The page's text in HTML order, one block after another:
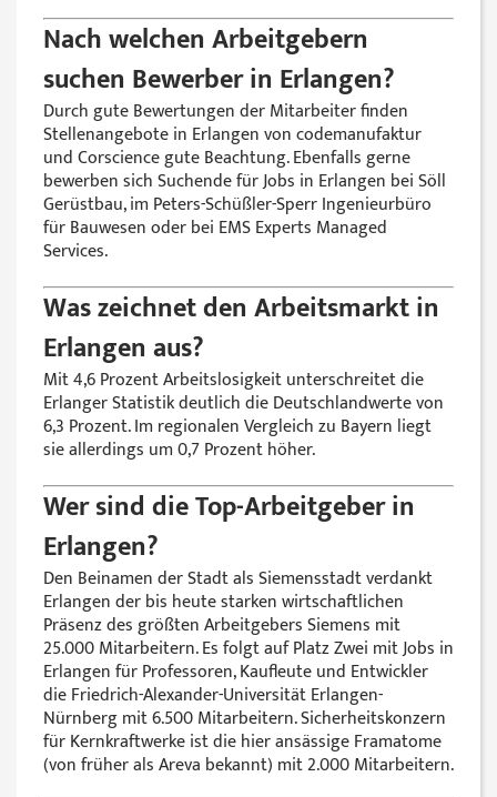
Nach welchen Arbeitgebern
suchen Bewerber in Erlangen?
Durch gute Bewertungen der Mitarbeiter finden
Stellenangebote in Erlangen von codemanufaktur
und Corscience gute Beachtung. Ebenfalls gerne
bewerben sich Suchende für Jobs in Erlangen bei Söll
Gerüstbau, im Peters-Schüßler-Sperr Ingenieurbüro
für Bauwesen oder bei EMS Experts Managed
Services.
Was zeichnet den Arbeitsmarkt in
Erlangen aus?
Mit 4,6 Prozent Arbeitslosigkeit unterschreitet die
Erlanger Statistik deutlich die Deutschlandwerte von
6,3 Prozent. Im regionalen Vergleich zu Bayern liegt
sie allerdings um 0,7 Prozent höher.
Wer sind die Top-Arbeitgeber in
Erlangen?
Den Beinamen der Stadt als Siemensstadt verdankt
Erlangen der bis heute starken wirtschaftlichen
Präsenz des größten Arbeitgebers Siemens mit
25.000 Mitarbeitern. Es folgt auf Platz Zwei mit Jobs in
Erlangen für Professoren, Kaufleute und Entwickler
die Friedrich-Alexander-Universität Erlangen-
Nürnberg mit 6.500 Mitarbeitern. Sicherheitskonzern
für Kernkraftwerke ist die hier ansässige Framatome
(von früher als Areva bekannt) mit 2.000 Mitarbeitern.